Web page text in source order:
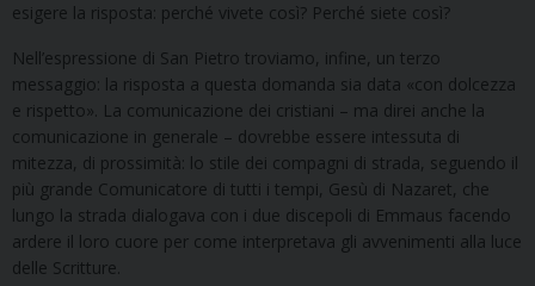
esigere la risposta: perché vivete così? Perché siete così?
Nell’espressione di San Pietro troviamo, infine, un terzo
messaggio: la risposta a questa domanda sia data «con dolcezza
e rispetto». La comunicazione dei cristiani – ma direi anche la
comunicazione in generale – dovrebbe essere intessuta di
mitezza, di prossimità: lo stile dei compagni di strada, seguendo il
più grande Comunicatore di tutti i tempi, Gesù di Nazaret, che
lungo la strada dialogava con i due discepoli di Emmaus facendo
ardere il loro cuore per come interpretava gli avvenimenti alla luce
delle Scritture.